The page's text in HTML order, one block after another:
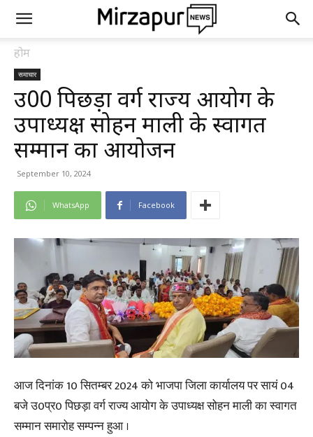
होम
समाचार
उ0प्र0 पिछड़ा वर्ग राज्य आयोग के
उपाध्यक्ष सोहन माली के स्वागत
सम्मान का आयोजन
September 10, 2024
WhatsApp Facebook
आज दिनांक 10 सितम्बर 2024 को भाजपा जिला कार्यालय पर सायं 04
बजे उ0प्र0 पिछड़ा वर्ग राज्य आयोग के उपाध्यक्ष सोहन माली का स्वागत
सम्मान समारोह सम्पन्न हुआ ।